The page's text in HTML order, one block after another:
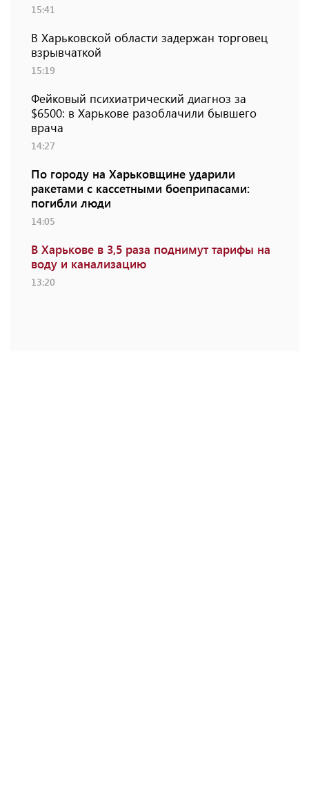
15:41
В Харьковской области задержан торговец
взрывчаткой
15:19
Фейковый психиатрический диагноз за
$6500: в Харькове разоблачили бывшего
врача
14:27
По городу на Харьковщине ударили
ракетами с кассетными боеприпасами:
погибли люди
14:05
В Харькове в 3,5 раза поднимут тарифы на
воду и канализацию
13:20